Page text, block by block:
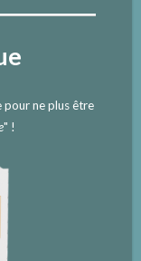
pour ne plus être
" !